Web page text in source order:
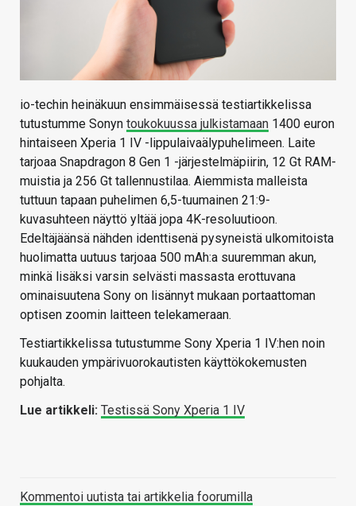
io-techin heinäkuun ensimmäisessä testiartikkelissa
tutustumme Sonyn toukokuussa julkistamaan 1400 euron
hintaiseen Xperia 1 IV -lippulaivaälypuhelimeen. Laite
tarjoaa Snapdragon 8 Gen 1 -järjestelmäpiirin, 12 Gt RAM-
muistia ja 256 Gt tallennustilaa. Aiemmista malleista
tuttuun tapaan puhelimen 6,5-tuumainen 21:9-
kuvasuhteen näyttö yltää jopa 4K-resoluutioon.
Edeltäjäänsä nähden identtisenä pysyneistä ulkomitoista
huolimatta uutuus tarjoaa 500 mAh:a suuremman akun,
minkä lisäksi varsin selvästi massasta erottuvana
ominaisuutena Sony on lisännyt mukaan portaattoman
optisen zoomin laitteen telekameraan.
Testiartikkelissa tutustumme Sony Xperia 1 IV:hen noin
kuukauden ympärivuorokautisten käyttökokemusten
pohjalta.
Lue artikkeli: Testissä Sony Xperia 1 IV
Kommentoi uutista tai artikkelia foorumilla